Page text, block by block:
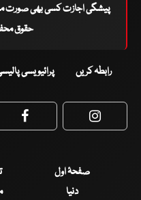
پیشگی اجازت کسی بھی صورت
حقوق
رابطہ کریں پرائیویسی
Facebook
صفحۂ اول
دنیا